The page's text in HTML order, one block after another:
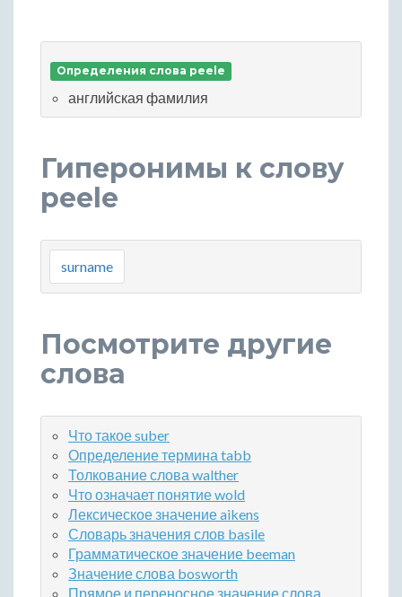
Определения слова peele
английская фамилия
Гиперонимы к слову
peele
surname
Посмотрите другие
слова
Что такое suber
Определение термина tabb
Толкование слова walther
Что означает понятие wold
Лексическое значение aikens
Словарь значения слов basile
Грамматическое значение beeman
Значение слова bosworth
Прямое и переносное значение слова